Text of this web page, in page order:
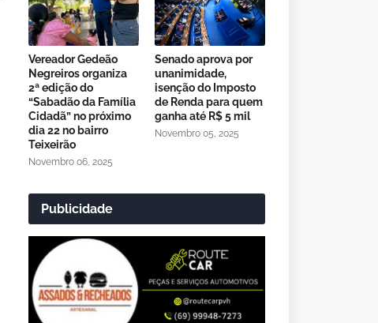
Vereador Gedeão
Negreiros organiza
2ª edição do
“Sabadão da Família
Cidadã” no próximo
dia 22 no bairro
Teixeirão
Novembro 06, 2025
Senado aprova por
unanimidade,
isenção do Imposto
de Renda para quem
ganha até R$ 5 mil
Novembro 05, 2025
Publicidade